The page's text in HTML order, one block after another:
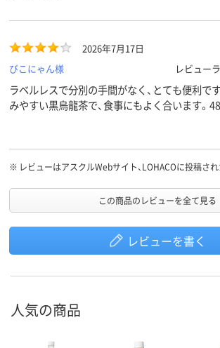
2026年7月17日
びこにゃん様
レビュー
ラベルレスで分別の手間がなく、とても便利で
みやすい黒烏龍茶で、食事にもよく合います。
※ レビューはアスクルWebサイト、LOHACOに投稿され
この商品のレビューを全て見る
レビューを書く
人気の商品